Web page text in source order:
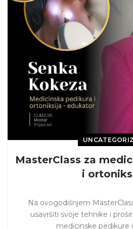
MasterClass za
i
Na ovogodišnjem
usavršiti svoje tehnike i
medicinske pedikure